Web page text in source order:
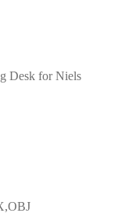
Desk for Niels